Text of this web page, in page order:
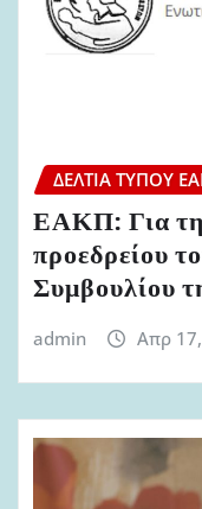
ΔΕΛΤΊΑ ΤΎΠΟΥ
ΕΑΚΠ: Για
προεδρείου
Συμβουλίου
admin Απρ